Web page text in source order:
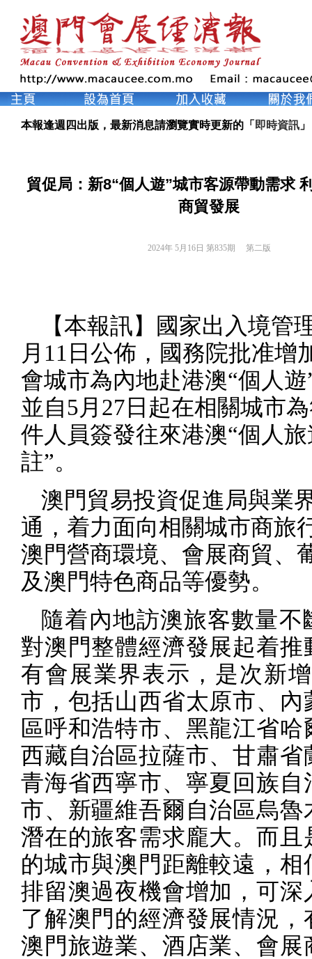
本報逢週四出版，最新消息請瀏覽實時更新的「 即時資訊 」
貿促局：新8“個人遊”城市客源帶動需求
商貿發展
2024年 5月16日 第835期 第二版
【本報訊】國家出入境管
月 11 日公佈，國務院批准增
會城市為內地赴港澳“個人
並自5月 27 日起在相關城市
件人員簽發往來港澳“個人
註”。
澳門貿易投資促進局與業
通，着力面向相關城市商旅
澳門營商環境、會展商貿、
及澳門特色商品等優勢。
隨着內地訪澳旅客數量不
對澳門整體經濟發展起着推
有會展業界表示，是次新
市，包括山西省太原市、內
區呼和浩特市、黑龍江省哈
西藏自治區拉薩市、甘肅省
青海省西寧市、寧夏回族自
市、新疆維吾爾自治區烏魯
潛在的旅客需求龐大。而且
的城市與澳門距離較遠，相
排留澳過夜機會增加，可深
了解澳門的經濟發展情況，
澳門旅遊業、酒店業、會展